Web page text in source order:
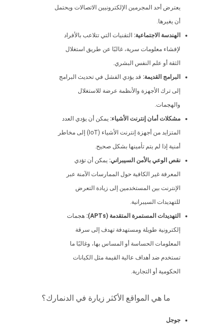
يعترض أحد المجرمين الإلكترونيين الاتصالات ويحتمل
أن يغيرها.
الهندسة الاجتماعية: التقنيات التي تتلاعب بالأفراد
لإفشاء معلومات سرية، غالبًا عن طريق استغلال
الثقة أو علم النفس البشري.
البرامج القديمة: قد يؤدي الفشل في تحديث البرامج
إلى ترك الأجهزة والأنظمة عرضة للاستغلال
والهجمات.
مشكلات أمان إنترنت الأشياء: يمكن أن يؤدي العدد
المتزايد من أجهزة إنترنت الأشياء (IoT) إلى مخاطر
أمنية إذا لم يتم تأمينها بشكل صحيح.
نقص الوعي بالأمن السيبراني: يمكن أن تؤدي
المعرفة غير الكافية حول الممارسات الآمنة عبر
الإنترنت بين المستخدمين إلى زيادة التعرض
للتهديدات السيبرانية.
التهديدات المستمرة المتقدمة (APTs):
هجمات
إلكترونية طويلة ومستهدفة تهدف إلى سرقة
المعلومات الحساسة أو المساس بها، وغالبًا ما
تستخدم ضد أهداف عالية القيمة مثل الكيانات
الحكومية أو التجارية.
ما هي المواقع الأكثر زيارة في الدنمارك؟
جوجل